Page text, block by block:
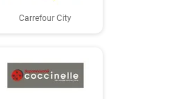
Carrefour City